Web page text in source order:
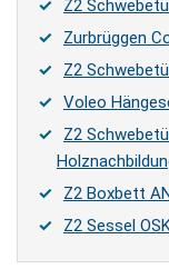
Z2
Zurbrüggen
Z2
Voleo
Z2
Z2 Boxbett
Z2 Sessel